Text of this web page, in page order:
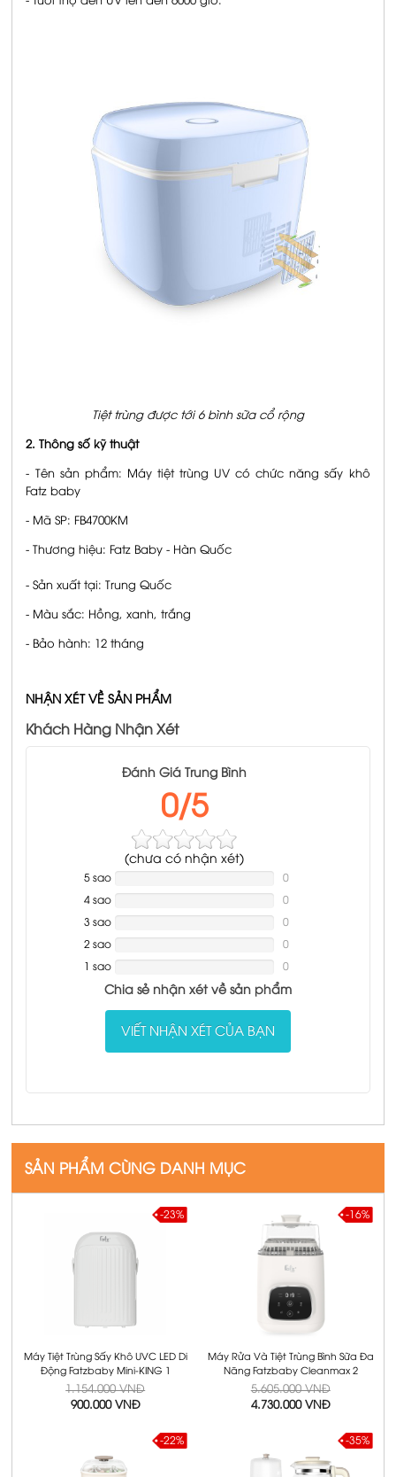
Tiệt trùng được tới 6 bình sữa cổ rộng
2. Thông số kỹ thuật
- Tên sản phẩm: Máy tiệt trùng UV có chức năng sấy khô
Fatz baby
- Mã SP: FB4700KM
- Thương hiệu: Fatz Baby - Hàn Quốc
- Sản xuất tại: Trung Quốc
- Màu sắc: Hồng, xanh, trắng
- Bảo hành: 12 tháng
NHẬN XÉT VỀ SẢN PHẨM
Khách Hàng Nhận Xét
Đánh Giá Trung Bình
0/5
(chưa có nhận xét)
5 sao
Complete
0
4 sao
Complete
0
3 sao
Complete
0
2 sao
Complete
0
1 sao
Complete
0
Chia sẻ nhận xét về sản phẩm
VIẾT NHẬN XÉT CỦA BẠN
SẢN PHẨM CÙNG DANH MỤC
Máy Tiệt Trùng Sấy Khô UVC LED Di
Động Fatzbaby Mini-KING 1
1.154.000 VNĐ
900.000 VNĐ
-23%
Máy Rửa Và Tiệt Trùng Bình Sữa Đa
Năng Fatzbaby Cleanmax 2
5.605.000 VNĐ
4.730.000 VNĐ
-16%
-22% -35%